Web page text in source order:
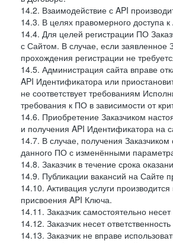
14.2. Взаимодействие с API
14.3. В целях правомерного доступа
14.4. Для целей регистрации ПО
с Сайтом. В случае, если заявленное
прохождения регистрации не
14.5. Администрация сайта вправе
API Идентификатора или
не соответствует требованиям
требования к ПО в зависимости от
14.6. Приобретение Заказчиком
и получения API Идентификатора на
14.7. В случае, получения
данного ПО с изменёнными
14.8. Заказчик в течение срока
14.9. Публикации вакансий на Сайте
14.10. Активация услуги
присвоения API Ключа.
14.11. Заказчик самостоятельно
14.12. Заказчик несет
14.13. Заказчик не вправе